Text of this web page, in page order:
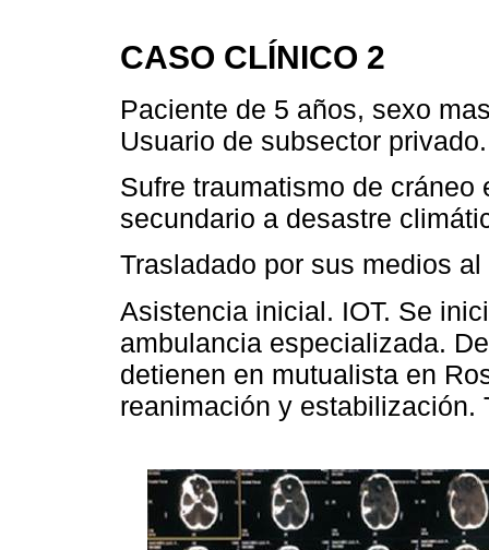
CASO CLÍNICO 2
Paciente de 5 años, sexo
Usuario de subsector privado.
Sufre traumatismo de
secundario a desastre
Trasladado por sus medios
Asistencia inicial. IOT. Se
ambulancia especializada.
detienen en mutualista en
reanimación y estabilización.